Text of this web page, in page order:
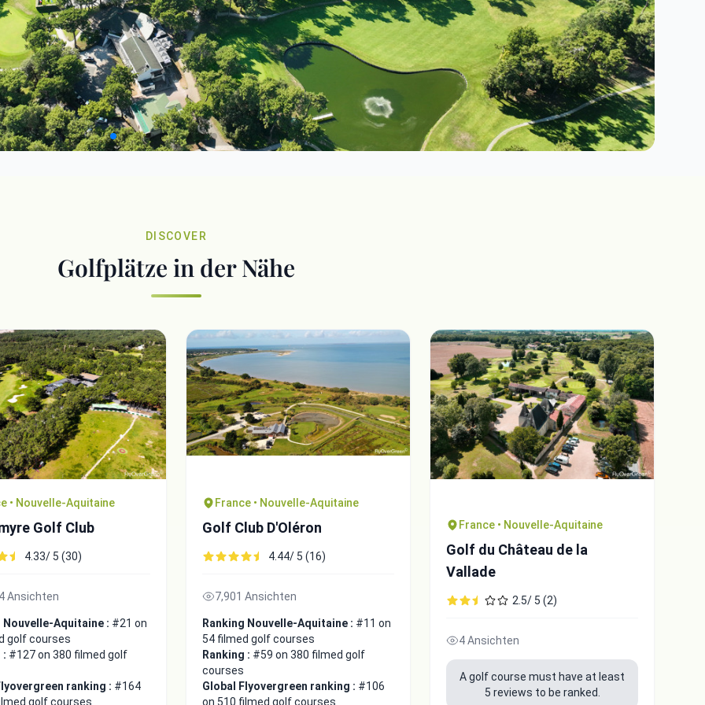
DISCOVER
Golfplätze in der Nähe
• Nouvelle-Aquitaine
Golf Club
4.33/ 5 (30)
Ansichten
Nouvelle-Aquitaine : #21 on
golf courses
: #127 on 380 filmed golf
ranking : #164
golf courses
France • Nouvelle-Aquitaine
Golf Club D'Oléron
4.44/ 5 (16)
7,901 Ansichten
Ranking Nouvelle-Aquitaine : #11 on
54 filmed golf courses
Ranking : #59 on 380 filmed golf
courses
Global Flyovergreen ranking : #106
on 510 filmed golf courses
France • Nouvelle-Aquitaine
Golf du Château de la
Vallade
2.5/ 5 (2)
4 Ansichten
A golf course must have at least
5 reviews to be ranked.